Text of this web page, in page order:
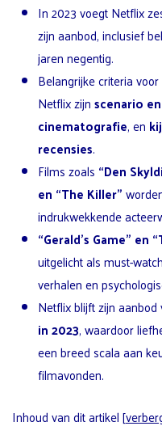
In 2023 voegt Netflix
zijn aanbod, inclusief
jaren negentig.
Belangrijke criteria
Netflix zijnscenario
cinematografie, en
recensies.
Films zoals “Den
en “The Killer”
indrukwekkende
“Gerald’s Game” en
uitgelicht als must-
verhalen en
Netflix blijft zijn
in 2023, waardoor
een breed scala aan
filmavonden.
Inhoud van dit artikel[